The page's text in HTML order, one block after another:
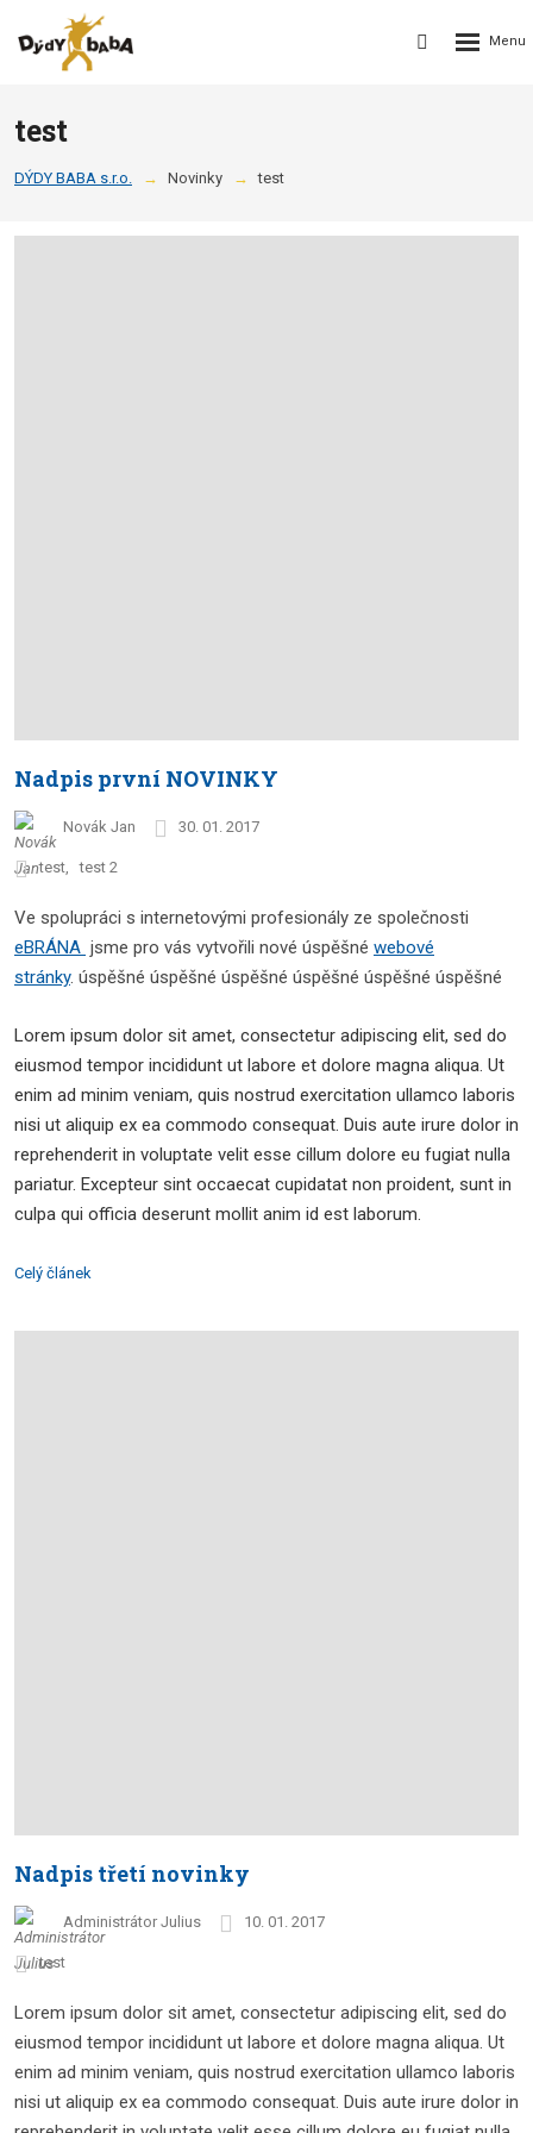
Vyhledávání
Rozbalení
test
DÝDY BABA s.r.o. Novinky test
Nadpis první NOVINKY
Novák Jan 30. 01. 2017
test test 2
Ve spolupráci s internetovými profesionály ze společnosti
eBRÁNA jsme pro vás vytvořili nové úspěšné webové
stránky. úspěšné úspěšné úspěšné úspěšné úspěšné úspěšné
Lorem ipsum dolor sit amet, consectetur adipiscing elit, sed do
eiusmod tempor incididunt ut labore et dolore magna aliqua. Ut
enim ad minim veniam, quis nostrud exercitation ullamco laboris
nisi ut aliquip ex ea commodo consequat. Duis aute irure dolor in
reprehenderit in voluptate velit esse cillum dolore eu fugiat nulla
pariatur. Excepteur sint occaecat cupidatat non proident, sunt in
culpa qui officia deserunt mollit anim id est laborum.
Celý článek
Nadpis třetí novinky
Administrátor Julius 10. 01. 2017
test
Lorem ipsum dolor sit amet, consectetur adipiscing elit, sed do
eiusmod tempor incididunt ut labore et dolore magna aliqua. Ut
enim ad minim veniam, quis nostrud exercitation ullamco laboris
nisi ut aliquip ex ea commodo consequat. Duis aute irure dolor in